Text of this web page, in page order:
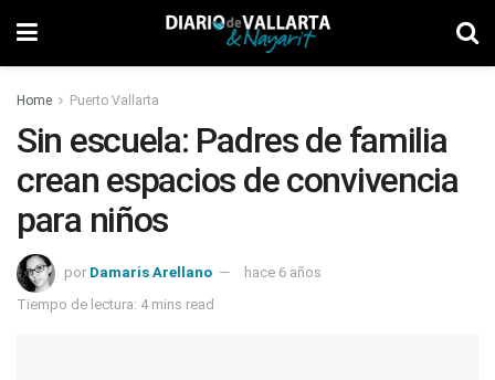
Home Puerto Vallarta
Sin escuela: Padres de familia
crean espacios de convivencia
para niños
por Damaris Arellano
hace 6 años
Tiempo de lectura: 4 mins read